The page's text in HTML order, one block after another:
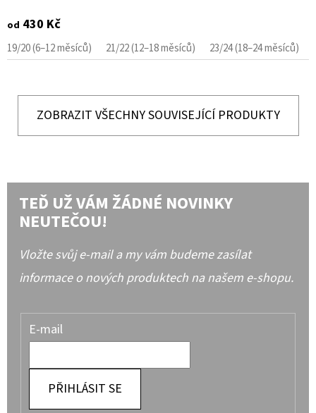
od 430 Kč
19/20 (6–12 měsíců) 21/22 (12–18 měsíců) 23/24 (18–24 měsíců)
ZOBRAZIT VŠECHNY SOUVISEJÍCÍ PRODUKTY
TEĎ UŽ VÁM ŽÁDNÉ NOVINKY
NEUTEČOU!
Vložte svůj e-mail a my vám budeme zasílat
informace o nových produktech na našem e-shopu.
E-mail
PŘIHLÁSIT SE